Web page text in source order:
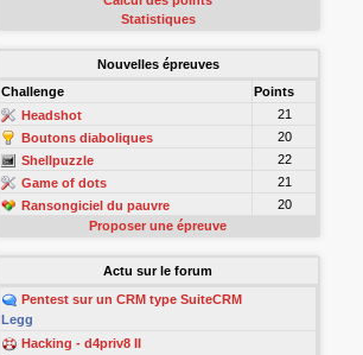
Statistiques
Nouvelles épreuves
Challenge
Points
Headshot
21
Boutons diaboliques
20
Shellpuzzle
22
Game of dots
21
Ransongiciel du pauvre
20
Proposer une épreuve
Actu sur le forum
Pentest sur un CRM type SuiteCRM
Legg
Hacking - d4priv8 II